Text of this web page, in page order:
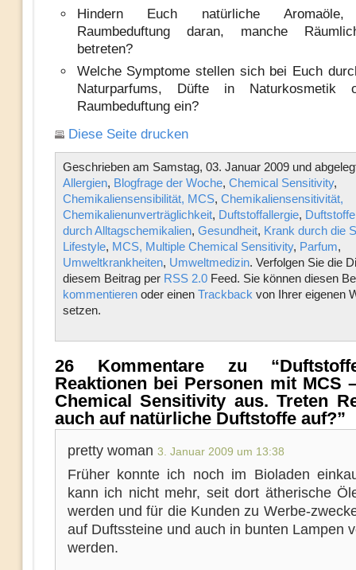
Hindern Euch natürliche Aromaöle,
Raumbeduftung daran, manche
betreten?
Welche Symptome stellen sich bei Euch
Naturparfums, Düfte in Naturkosmetik
Raumbeduftung ein?
Diese Seite drucken
Geschrieben am Samstag, 03. Januar 2009 und
Allergien, Blogfrage der Woche, Chemical Sensitivity,
Chemikaliensensibilität, MCS, Chemikaliensensitivität,
Chemikalienunverträglichkeit, Duftstoffallergie, Duftstoffe
durch Alltagschemikalien, Gesundheit, Krank durch die
Lifestyle, MCS, Multiple Chemical Sensitivity, Parfum,
Umweltkrankheiten, Umweltmedizin. Verfolgen Sie die
diesem Beitrag per RSS 2.0Feed. Sie können diesen
kommentierenoder einen Trackback von Ihrer eigenen
setzen.
26 Kommentare zu
Reaktionen bei Personen mit MCS
Chemical Sensitivity aus. Treten
auch auf natürliche Duftstoffe auf?”
pretty woman 3. Januar 2009 um 13:38
Früher konnte ich noch im Bioladen
kann ich nicht mehr, seit dort ätherische
werden und für die Kunden zu Werbe-
auf Duftssteine und auch in bunten Lampen
werden.